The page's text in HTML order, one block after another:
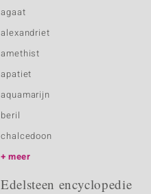
agaat
alexandriet
amethist
apatiet
aquamarijn
beril
chalcedoon
meer
Edelsteen encyclopedie